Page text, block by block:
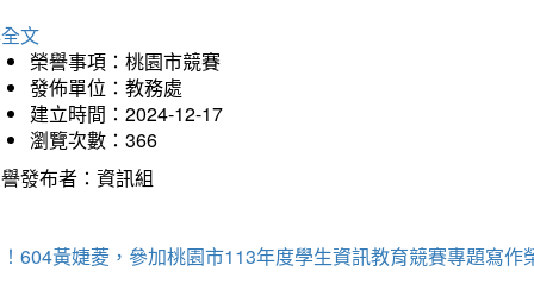
文
榮譽事項：桃園市競賽
發佈單位：教務處
建立時間：2024-12-17
瀏覽次數：366
發布者：資訊組
604黃婕菱，參加桃園市113年度學生資訊教育競賽專題寫作